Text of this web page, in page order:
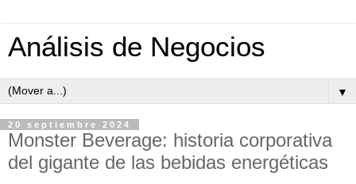
Análisis de Negocios
▼
20 septiembre 2024
Monster Beverage: historia corporativa
del gigante de las bebidas energéticas